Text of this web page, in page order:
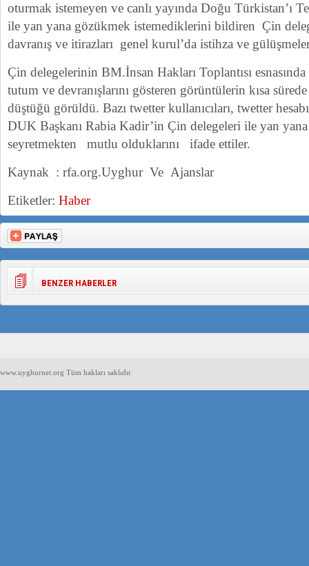
oturmak istemeyen ve canlı yayında Doğu Türkistan’ı
ile yan yana gözükmek istemediklerini bildiren Çin
davranış ve itirazları genel kurul’da istihza ve
Çin delegelerinin BM.İnsan Hakları Toplantısı esnasında
tutum ve devranışlarını gösteren görüntülerin kısa
düştüğü görüldü. Bazı twetter kullanıcıları, twetter
DUK Başkanı Rabia Kadir’in Çin delegeleri ile yan
seyretmekten mutlu olduklarını ifade ettiler.
Kaynak : rfa.org.Uyghur Ve Ajanslar
Etiketler: Haber
BENZER HABERLER
www.uyghurnet.org Tüm hakları saklıdır